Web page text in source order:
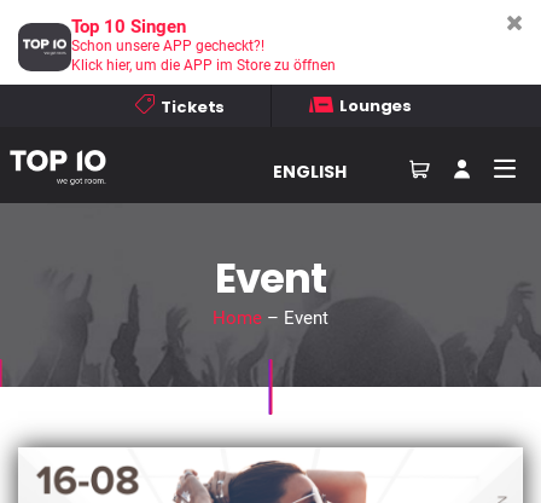
Tickets Lounges
ENGLISH
Event
Home – Event
Top 10 Singen
Schon unsere APP gecheckt?!
Klick hier, um die APP im Store zu öffnen